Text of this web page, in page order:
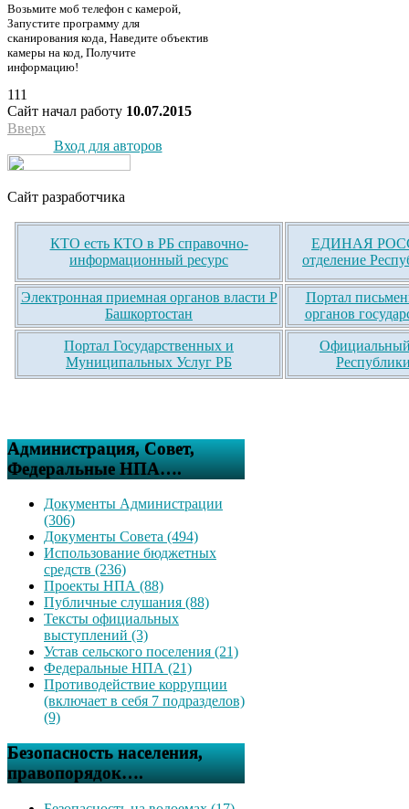
Возьмите моб телефон с камерой,
Запустите программу для
сканирования кода, Наведите объектив
камеры на код, Получите
информацию!
111
Сайт начал работу 10.07.2015
Вверх
Вход для авторов
Сайт разработчика
КТО есть КТО в РБ справочно-
информационный ресурс
ЕДИНАЯ
отделение
Электронная приемная органов власти Р
Башкортостан
Портал
органов
Портал Государственных и
Муниципальных Услуг РБ
Официальный
Администрация, Совет,
Федеральные НПА….
Документы Администрации
(306)
Документы Совета (494)
Использование бюджетных
средств (236)
Проекты НПА (88)
Публичные слушания (88)
Тексты официальных
выступлений (3)
Устав сельского поселения (21)
Федеральные НПА (21)
Противодействие коррупции
(включает в себя 7 подразделов)
(9)
Безопасность населения,
правопорядок….